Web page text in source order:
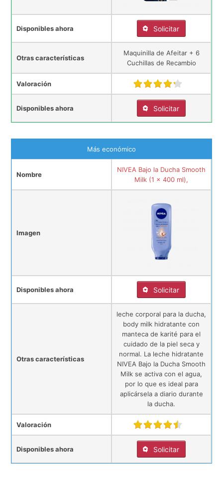
Disponibles ahora Solicitar
Otras características
Maquinilla de Afeitar + 6
Cuchillas de Recambio
Valoración
Disponibles ahora Solicitar
Más económico
Nombre
NIVEA Bajo la Ducha Smooth
Milk (1 x 400 ml),
Imagen
Disponibles ahora Solicitar
Otras características
leche corporal para la ducha,
body milk hidratante con
manteca de karité para el
cuidado de la piel seca y
normal. La leche hidratante
NIVEA Bajo la Ducha Smooth
Milk se activa con el agua,
por lo que es ideal para
aplicársela a diario durante
la ducha.
Valoración
Disponibles ahora Solicitar